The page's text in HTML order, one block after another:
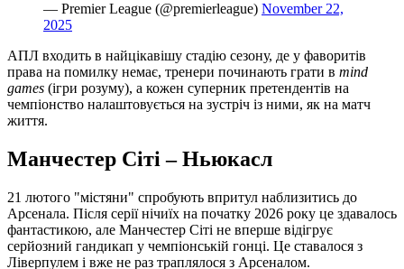
— Premier League (@premierleague) November 22,
2025
АПЛ входить в найцікавішу стадію сезону, де у фаворитів
права на помилку немає, тренери починають грати в mind
games (ігри розуму), а кожен суперник претендентів на
чемпіонство налаштовується на зустріч із ними, як на матч
життя.
Манчестер Сіті – Ньюкасл
21 лютого "містяни" спробують впритул наблизитись до
Арсенала. Після серії нічиїх на початку 2026 року це здавалось
фантастикою, але Манчестер Сіті не вперше відігрує
серйозний гандикап у чемпіонській гонці. Це ставалося з
Ліверпулем і вже не раз траплялося з Арсеналом.